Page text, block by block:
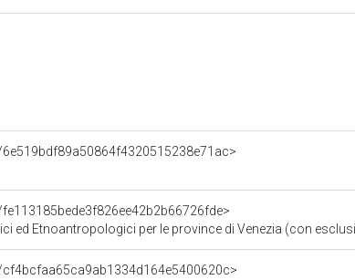
per le province di Venezia (con esclusione della citta' di